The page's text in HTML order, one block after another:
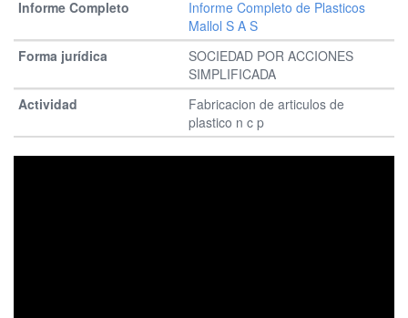
Informe Completo de Plasticos
Mallol S A S
SOCIEDAD POR ACCIONES
SIMPLIFICADA
Fabricacion de articulos de
plastico n c p